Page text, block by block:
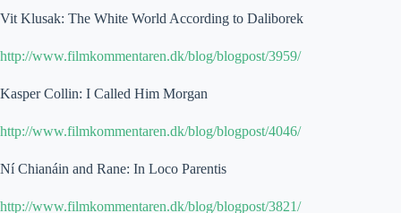
Vit Klusak: The White World According to Daliborek
http://www.filmkommentaren.dk/blog/blogpost/3959/
Kasper Collin: I Called Him Morgan
http://www.filmkommentaren.dk/blog/blogpost/4046/
Ní Chianáin and Rane: In Loco Parentis
http://www.filmkommentaren.dk/blog/blogpost/3821/